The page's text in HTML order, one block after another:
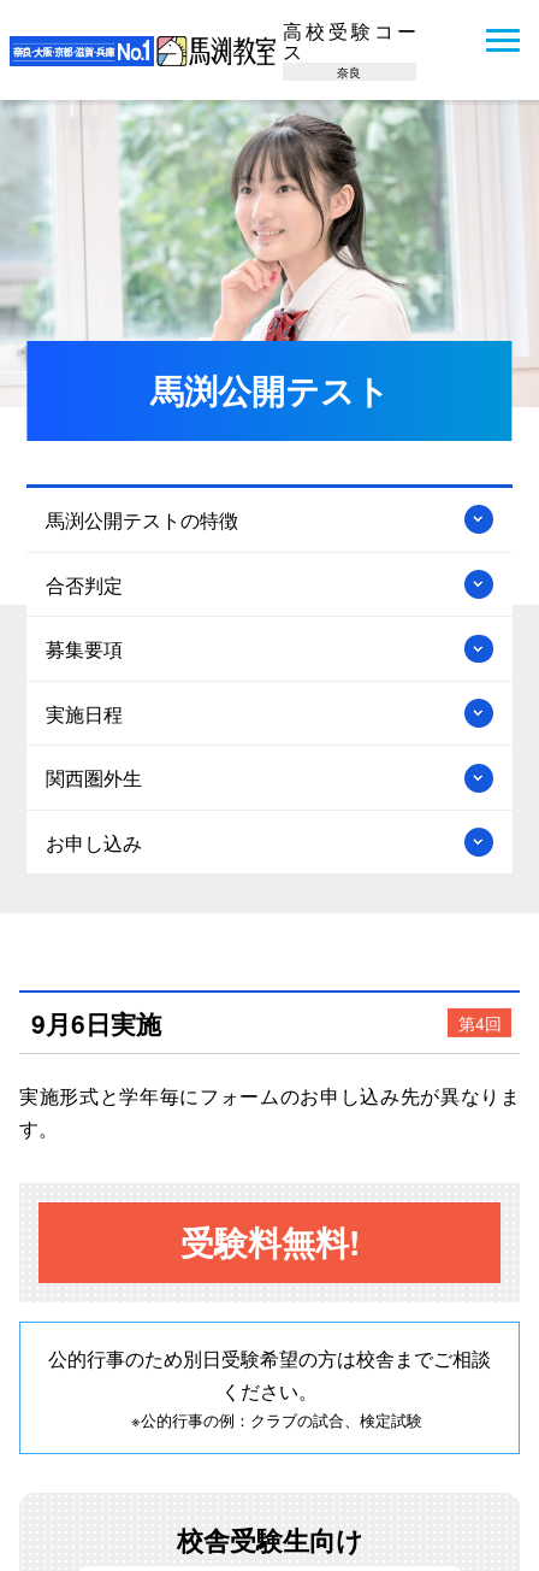
高校受験コー
ス
奈良
馬渕公開テスト
馬渕公開テストの特徴
合否判定
募集要項
実施日程
関西圏外生
お申し込み
9月6日実施 第4回
実施形式と学年毎にフォームのお申し込み先が異なりま
す。
受験料無料!
公的行事のため別日受験希望の方は校舎までご相談
ください。
※公的行事の例：クラブの試合、検定試験
校舎受験生向け